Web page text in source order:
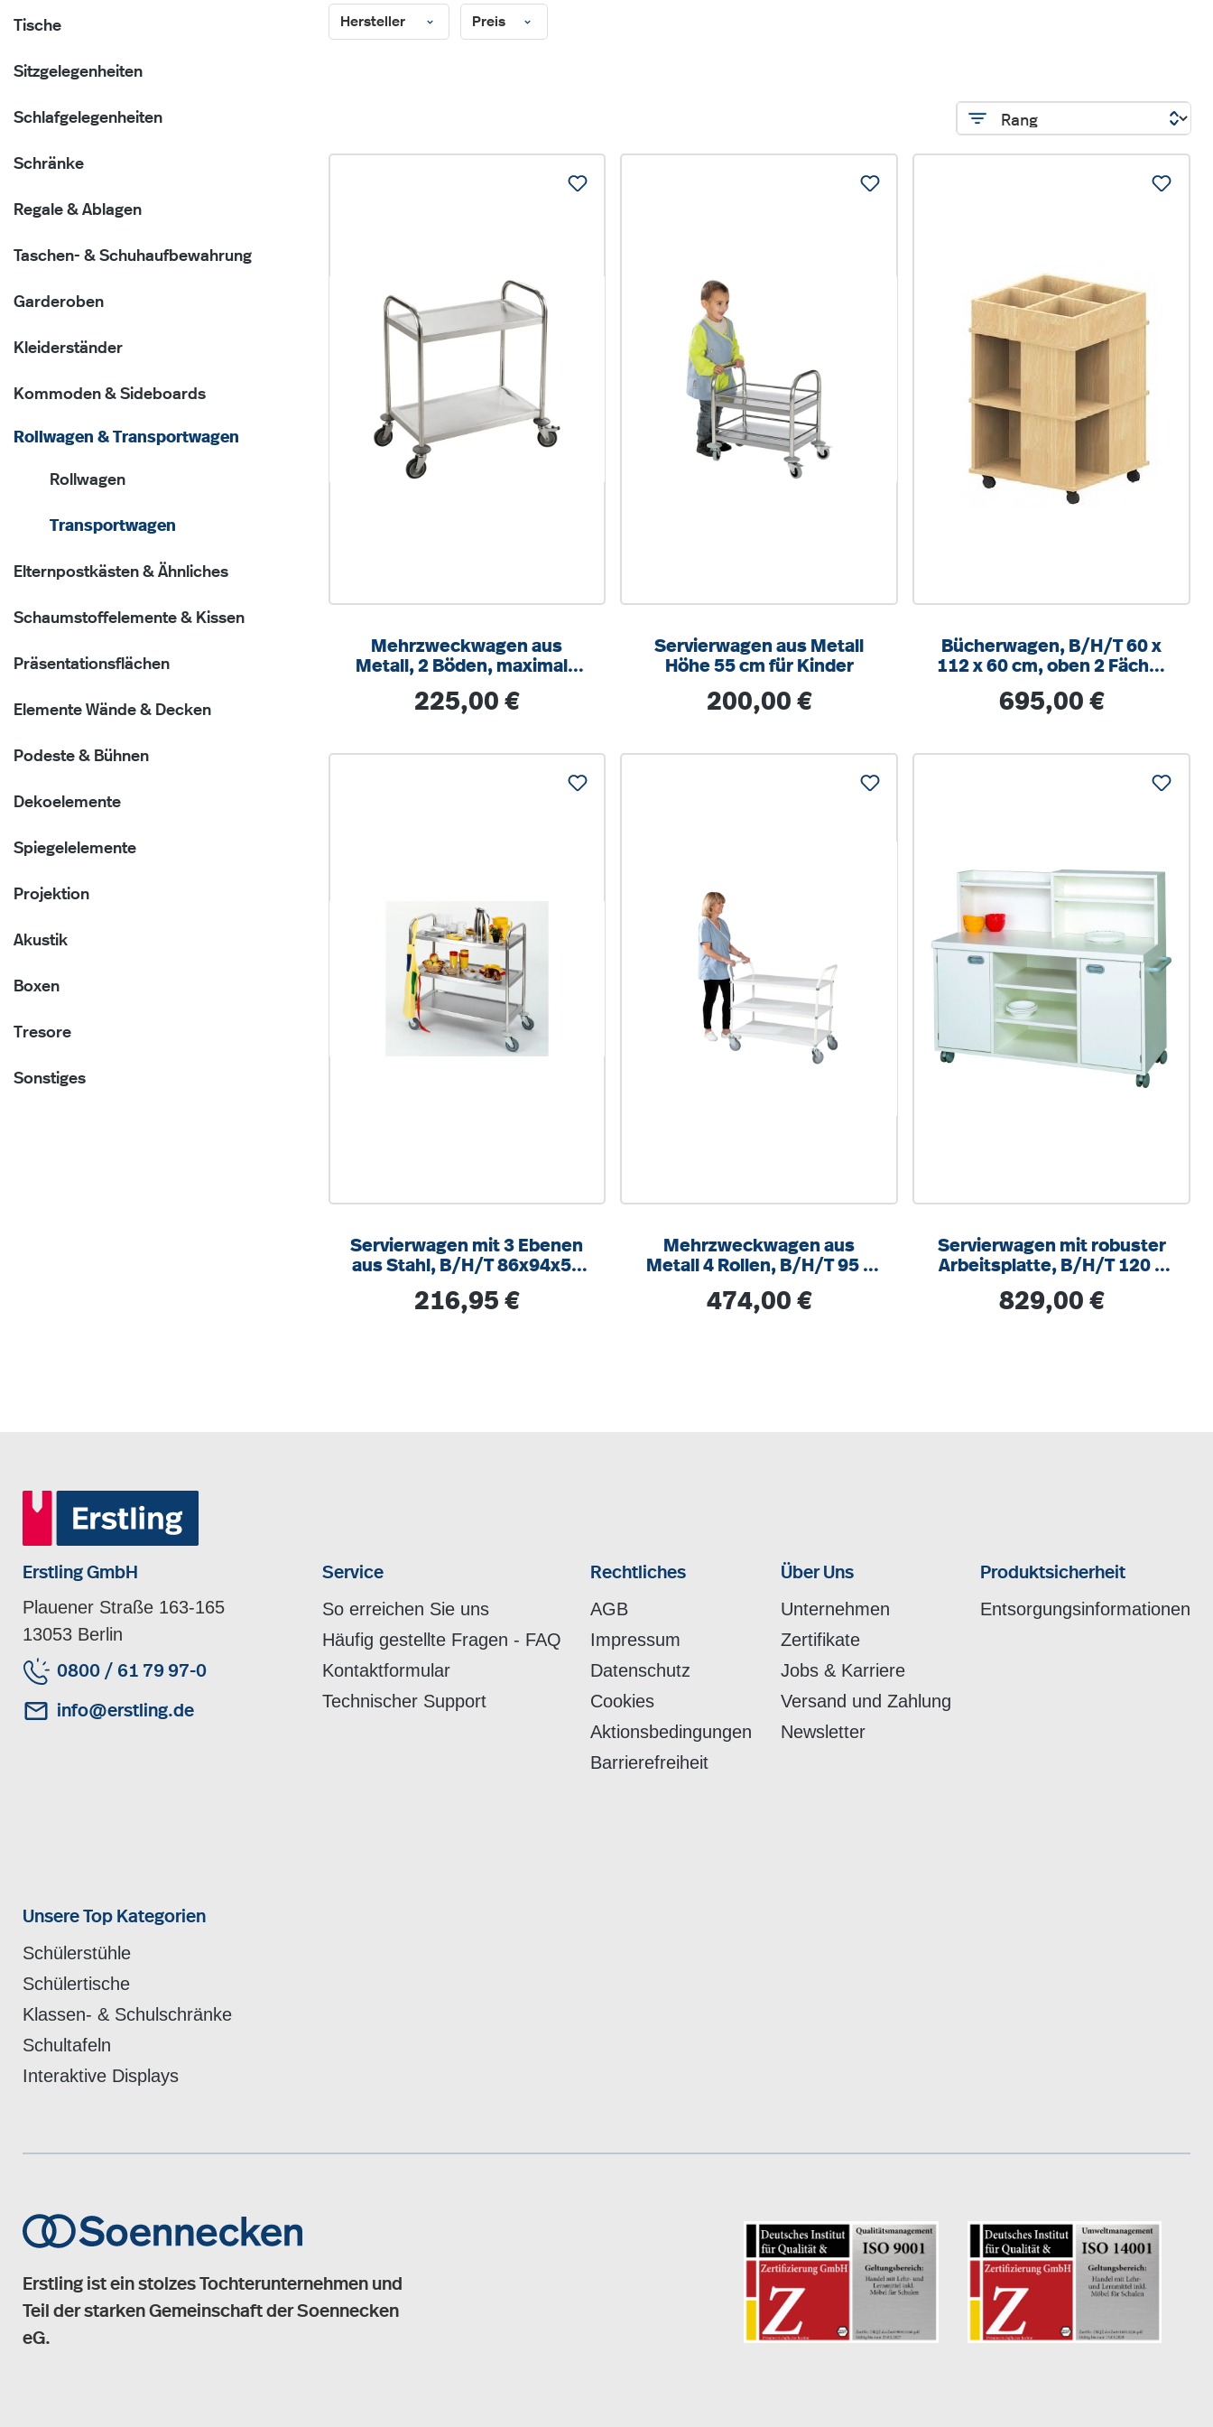
Tische
Sitzgelegenheiten
Schlafgelegenheiten
Schränke
Regale & Ablagen
Taschen- & Schuhaufbewahrung
Garderoben
Kleiderständer
Kommoden & Sideboards
Rollwagen & Transportwagen
Rollwagen
Transportwagen
Elternpostkästen & Ähnliches
Schaumstoffelemente & Kissen
Präsentationsflächen
Elemente Wände & Decken
Podeste & Bühnen
Dekoelemente
Spiegelelemente
Projektion
Akustik
Boxen
Tresore
Sonstiges
Hersteller Preis
Mehrzweckwagen aus
Metall, 2 Böden, maximale
Regulärer Preis:
225,00 €
Servierwagen aus Metall
Höhe 55 cm für Kinder
Regulärer Preis:
200,00 €
Bücherwagen, B/H/T 60 x
112 x 60 cm, oben 2 Fächer
große
Regulärer Preis:
695,00 €
Servierwagen mit 3 Ebenen
aus Stahl, B/H/T 86x94x54
hitze- und säure-
Regulärer Preis:
216,95 €
Mehrzweckwagen aus
Metall 4 Rollen, B/H/T 95 x
Regulärer Preis:
474,00 €
Servierwagen mit robuster
Arbeitsplatte, B/H/T 120 x
Regulärer Preis:
829,00 €
Erstling GmbH
Plauener Straße 163-165
13053 Berlin
0800 / 61 79 97-0
info@erstling.de
Service
So erreichen Sie uns
Häufig gestellte Fragen - FAQ
Kontaktformular
Technischer Support
Rechtliches
AGB
Impressum
Datenschutz
Cookies
Aktionsbedingungen
Barrierefreiheit
Über Uns
Unternehmen
Zertifikate
Jobs & Karriere
Versand und Zahlung
Newsletter
Produktsicherheit
Entsorgungsinformationen
Unsere Top Kategorien
Schülerstühle
Schülertische
Klassen- & Schulschränke
Schultafeln
Interaktive Displays
Erstling ist ein stolzes Tochterunternehmen und
Teil der starken Gemeinschaft der Soennecken
eG.